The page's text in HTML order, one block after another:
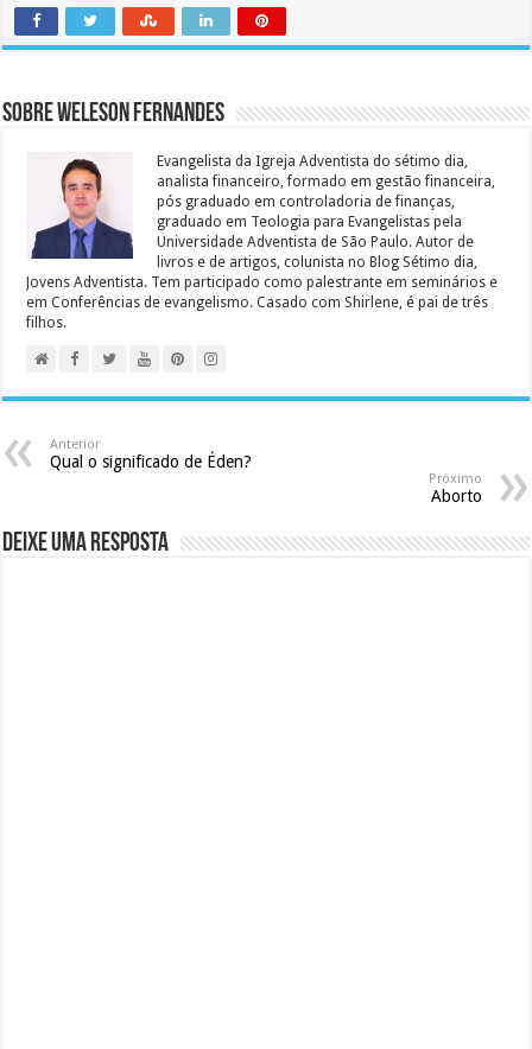
Sobre Weleson Fernandes
Evangelista da Igreja Adventista do sétimo dia,
analista financeiro, formado em gestão financeira,
pós graduado em controladoria de finanças,
graduado em Teologia para Evangelistas pela
Universidade Adventista de São Paulo. Autor de
livros e de artigos, colunista no Blog Sétimo dia,
Jovens Adventista. Tem participado como palestrante em seminários e
em Conferências de evangelismo. Casado com Shirlene, é pai de três
filhos.
Anterior
Qual o significado de Éden?
Próximo
Aborto
Deixe uma resposta